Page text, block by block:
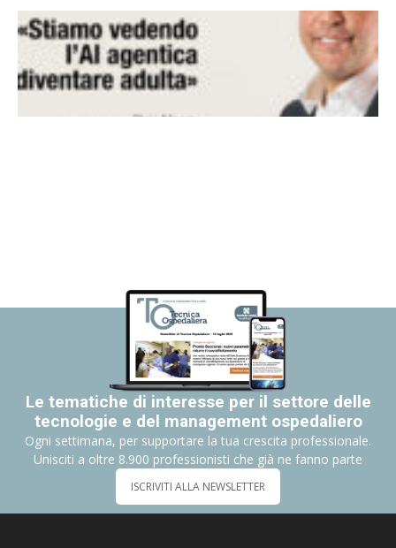
Le tematiche di interesse per il settore delle
tecnologie e del management ospedaliero
Ogni settimana, per supportare la tua crescita professionale.
Unisciti a oltre 8.900 professionisti che già ne fanno parte
ISCRIVITI ALLA NEWSLETTER